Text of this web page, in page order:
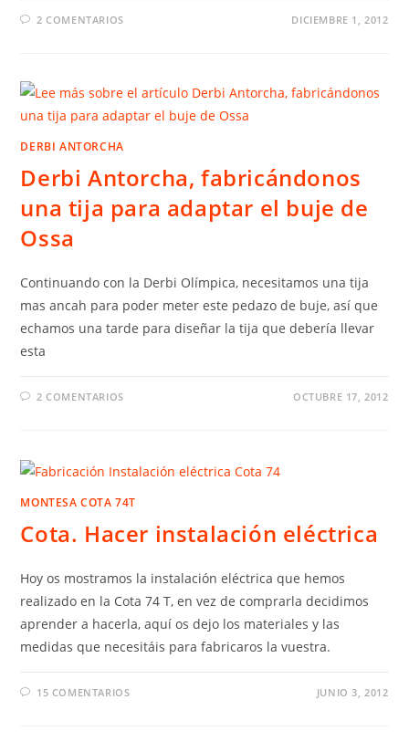
2 COMENTARIOS DICIEMBRE 1, 2012
DERBI ANTORCHA
Derbi Antorcha, fabricándonos
una tija para adaptar el buje de
Ossa
Continuando con la Derbi Olímpica, necesitamos una tija
mas ancah para poder meter este pedazo de buje, así que
echamos una tarde para diseñar la tija que debería llevar
esta
2 COMENTARIOS OCTUBRE 17, 2012
MONTESA COTA 74T
Cota. Hacer instalación eléctrica
Hoy os mostramos la instalación eléctrica que hemos
realizado en la Cota 74 T, en vez de comprarla decidimos
aprender a hacerla, aquí os dejo los materiales y las
medidas que necesitáis para fabricaros la vuestra.
15 COMENTARIOS JUNIO 3, 2012